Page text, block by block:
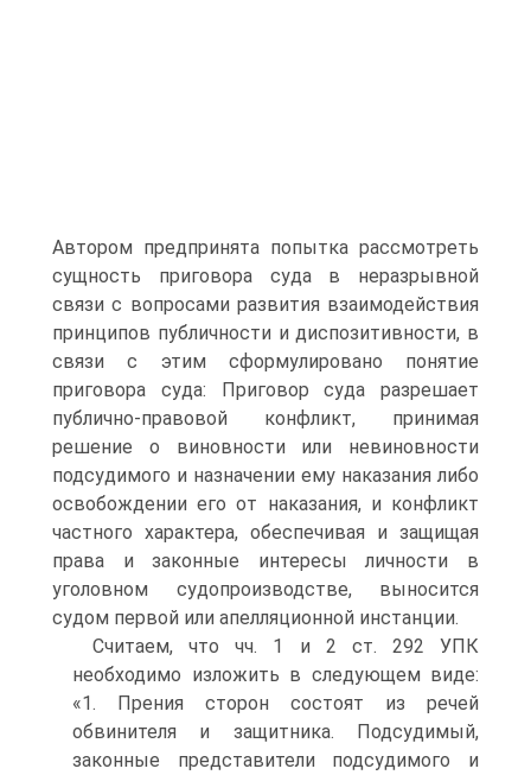
Автором предпринята попытка рассмотреть
сущность приговора суда в неразрывной
связи с вопросами развития взаимодействия
принципов публичности и диспозитивности, в
связи с этим сформулировано понятие
приговора суда: Приговор суда разрешает
публично-правовой конфликт, принимая
решение о виновности или невиновности
подсудимого и назначении ему наказания либо
освобождении его от наказания, и конфликт
частного характера, обеспечивая и защищая
права и законные интересы личности в
уголовном судопроизводстве, выносится
судом первой или апелляционной инстанции.
Считаем, что чч. 1 и 2 ст. 292 УПК
необходимо изложить в следующем виде:
«1. Прения сторон состоят из речей
обвинителя и защитника. Подсудимый,
законные представители подсудимого и